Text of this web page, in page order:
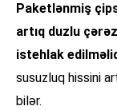
Paketlənmiş
artıq duzlu
istehlak
susuzluq hissini
bilər.